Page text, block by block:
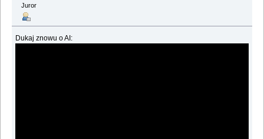
Juror
Dukaj znowu o AI: